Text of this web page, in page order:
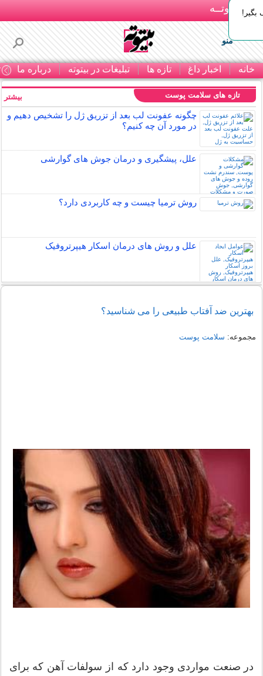
بـیتوتــه
منو
خانه اخبار داغ تازه ها تبلیغات در بیتوته درباره ما
تازه های سلامت پوست
چگونه عفونت لب بعد از تزریق ژل را تشخیص دهیم و
در مورد آن چه کنیم؟
علل، پیشگیری و درمان جوش های گوارشی
روش ترمیا چیست و چه کاربردی دارد؟
علل و روش های درمان اسکار هیپرتروفیک
بیشتر
بهترین ضد آفتاب طبیعی را می شناسید؟
مجموعه: سلامت پوست
در صنعت مواردی وجود دارد که از سولفات آهن که برای